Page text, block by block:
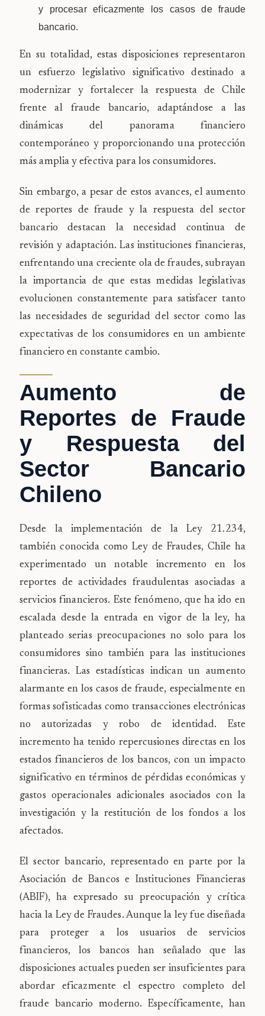
y procesar eficazmente los casos de fraude
bancario.
En su totalidad, estas disposiciones representaron
un esfuerzo legislativo significativo destinado a
modernizar y fortalecer la respuesta de Chile
frente al fraude bancario, adaptándose a las
dinámicas del panorama financiero
contemporáneo y proporcionando una protección
más amplia y efectiva para los consumidores.
Sin embargo, a pesar de estos avances, el aumento
de reportes de fraude y la respuesta del sector
bancario destacan la necesidad continua de
revisión y adaptación. Las instituciones financieras,
enfrentando una creciente ola de fraudes, subrayan
la importancia de que estas medidas legislativas
evolucionen constantemente para satisfacer tanto
las necesidades de seguridad del sector como las
expectativas de los consumidores en un ambiente
financiero en constante cambio.
Aumento de
Reportes de Fraude
y Respuesta del
Sector Bancario
Chileno
Desde la implementación de la Ley 21.234,
también conocida como Ley de Fraudes, Chile ha
experimentado un notable incremento en los
reportes de actividades fraudulentas asociadas a
servicios financieros. Este fenómeno, que ha ido en
escalada desde la entrada en vigor de la ley, ha
planteado serias preocupaciones no solo para los
consumidores sino también para las instituciones
financieras. Las estadísticas indican un aumento
alarmante en los casos de fraude, especialmente en
formas sofisticadas como transacciones electrónicas
no autorizadas y robo de identidad. Este
incremento ha tenido repercusiones directas en los
estados financieros de los bancos, con un impacto
significativo en términos de pérdidas económicas y
gastos operacionales adicionales asociados con la
investigación y la restitución de los fondos a los
afectados.
El sector bancario, representado en parte por la
Asociación de Bancos e Instituciones Financieras
(ABIF), ha expresado su preocupación y crítica
hacia la Ley de Fraudes. Aunque la ley fue diseñada
para proteger a los usuarios de servicios
financieros, los bancos han señalado que las
disposiciones actuales pueden ser insuficientes para
abordar eficazmente el espectro completo del
fraude bancario moderno. Específicamente, han